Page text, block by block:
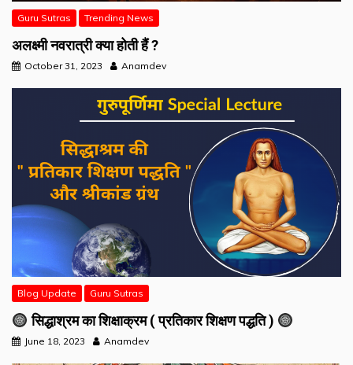
Guru Sutras Trending News
अलक्ष्मी नवरात्री क्या होती हैं ?
October 31, 2023 Anamdev
Blog Update Guru Sutras
सिद्धाश्रम का शिक्षाक्रम ( प्रतिकार शिक्षण पद्धति )
June 18, 2023 Anamdev